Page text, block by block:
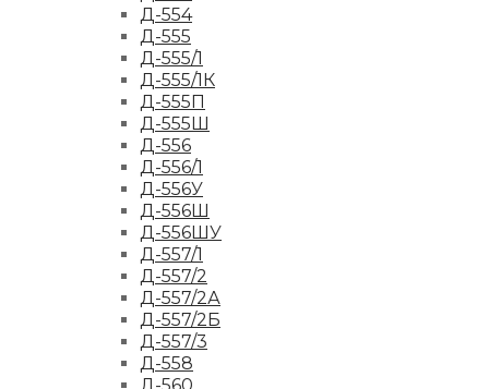
Д-554
Д-555
Д-555/1
Д-555/1К
Д-555П
Д-555Ш
Д-556
Д-556/1
Д-556У
Д-556Ш
Д-556ШУ
Д-557/1
Д-557/2
Д-557/2А
Д-557/2Б
Д-557/3
Д-558